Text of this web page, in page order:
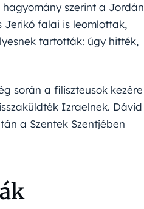
szerint a Jordán
falai is leomlottak,
tartották: úgy hitték,
során a filiszteusok kezére
Izraelnek. Dávid
a Szentek Szentjében